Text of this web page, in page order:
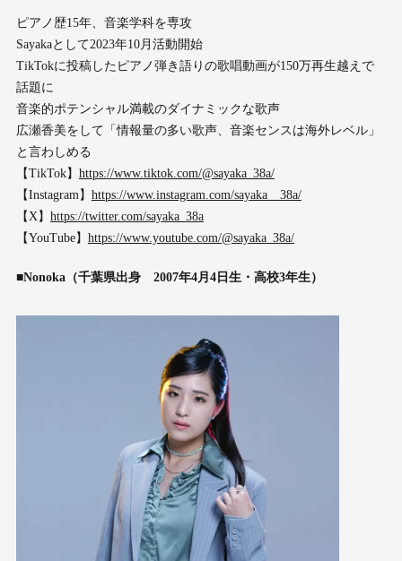
ピアノ歴15年、音楽学科を専攻
Sayakaとして2023年10月活動開始
TikTokに投稿したピアノ弾き語りの歌唱動画が150万再生越えで
話題に
音楽的ポテンシャル満載のダイナミックな歌声
広瀬香美をして「情報量の多い歌声、音楽センスは海外レベル」
と言わしめる
【TikTok】 https://www.tiktok.com/@sayaka_38a/
【Instagram】 https://www.instagram.com/sayaka__38a/
【X】 https://twitter.com/sayaka_38a
【YouTube】 https://www.youtube.com/@sayaka_38a/
■Nonoka（千葉県出身 2007年4月4日生・高校3年生）